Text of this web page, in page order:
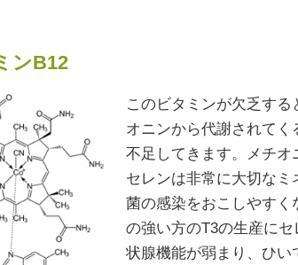
ンB12
このビタミンが欠乏す
オニンから代謝されて
不足してきます。メチオ
セレンは非常に大切な
菌の感染をおこしやす
の強い方のT3の生産に
状腺機能が弱まり、ひい